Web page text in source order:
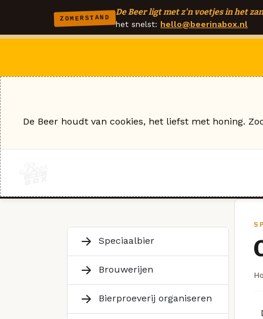
ZOMERSTAND
De Beer ligt met z'n voetjes in het
het snelst: hello@beerinabox.nl
Speciaalbier
Brouwerijen
Bierproeverij organiseren
De Beer houdt van cookies, het liefst met honing.